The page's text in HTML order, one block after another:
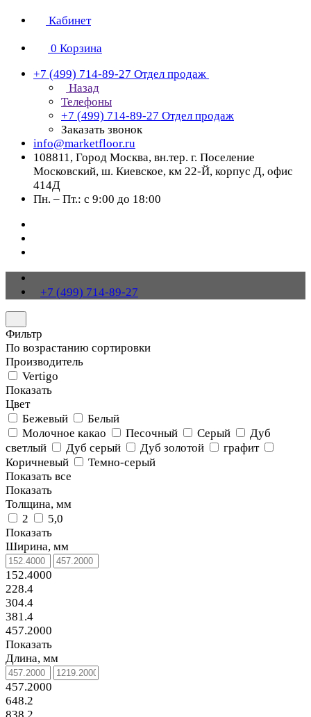
Кабинет
0 Корзина
+7 (499) 714-89-27 Отдел продаж
Назад
Телефоны
+7 (499) 714-89-27 Отдел продаж
Заказать звонок
info@marketfloor.ru
108811, Город Москва, вн.тер. г. Поселение
Московский, ш. Киевское, км 22-Й, корпус Д, офис
414Д
Пн. – Пт.: с 9:00 до 18:00
+7 (499) 714-89-27
Фильтр
По возрастанию сортировки
Производитель
Vertigo
Показать
Цвет
Бежевый
Белый
Молочное какао
Песочный Серый
Дуб
светлый
Дуб серый Дуб золотой
графит
Коричневый
Темно-серый
Показать все
Показать
Толщина, мм
2
5,0
Показать
Ширина, мм
152.4000
228.4
304.4
381.4
457.2000
Показать
Длина, мм
457.2000
648.2